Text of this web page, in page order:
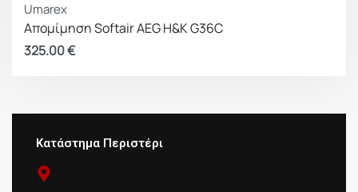
Umarex
Απομίμηση Softair AEG Η&Κ G36C
325.00€
Κατάστημα Περιστέρι